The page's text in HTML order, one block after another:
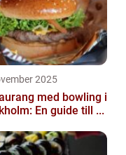
2025
med bowling i
En guide till ...